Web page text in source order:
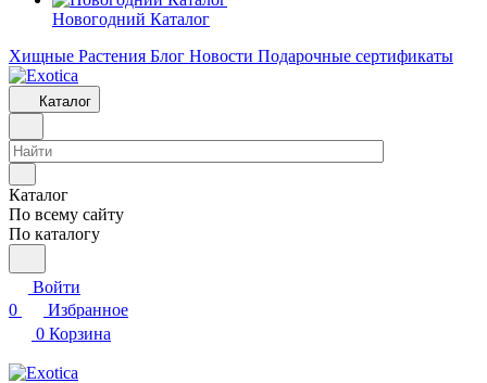
Новогодний Каталог
Хищные Растения Блог Новости Подарочные сертификаты
Каталог
Каталог
По всему сайту
По каталогу
Войти
0
Избранное
0 Корзина